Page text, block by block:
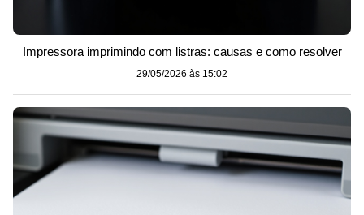
Impressora imprimindo com listras: causas e como resolver
29/05/2026 às 15:02